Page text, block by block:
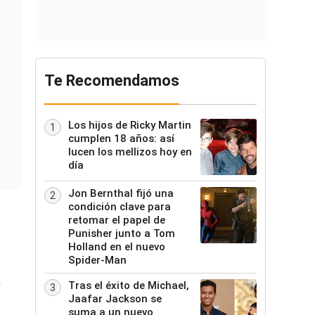
Te Recomendamos
1
Los hijos de Ricky Martin
cumplen 18 años: así
lucen los mellizos hoy en
día
2
Jon Bernthal fijó una
condición clave para
retomar el papel de
Punisher junto a Tom
Holland en el nuevo
Spider-Man
3
Tras el éxito de Michael,
Jaafar Jackson se
suma a un nuevo